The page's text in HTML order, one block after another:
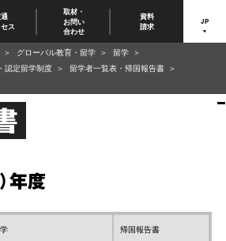
ス
取材・
お問い
合わせ
資料
請求
JP
年度
帰国報告書
グローバル教育・留学
留学
認定留学制度
留学者一覧表・帰国報告書